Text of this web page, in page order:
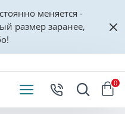
меняется -
размер заранее,
0